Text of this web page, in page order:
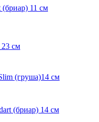
11 см
см
(груша)14 cм
(бриар) 14 см